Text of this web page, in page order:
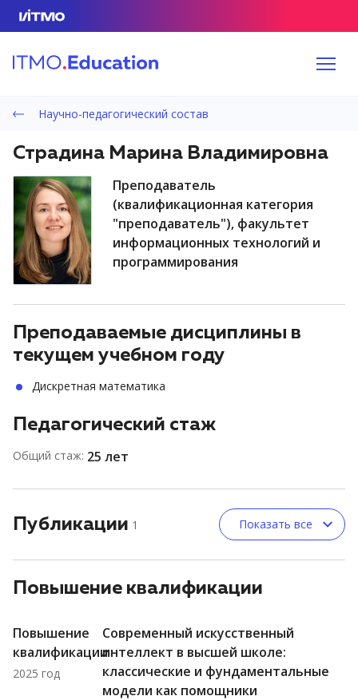
Научно-педагогический состав
Страдина Марина Владимировна
преподаватель
(квалификационная категория
"преподаватель"), факультет
информационных технологий и
программирования
Преподаваемые дисциплины в
текущем учебном году
Дискретная математика
Педагогический стаж
Общий стаж: 25 лет
Публикации 1 Показать все
Повышение квалификации
Повышение
квалификации
2025 год
Современный искусственный
интеллект в высшей школе:
классические и фундаментальные
модели как помощники